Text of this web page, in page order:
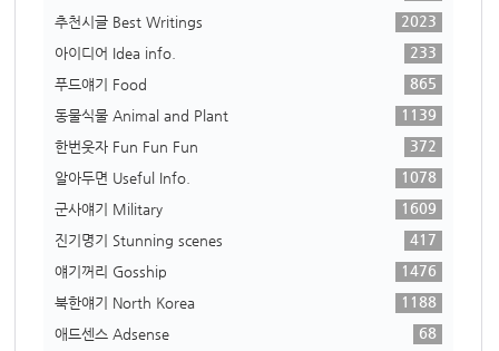
추천시글 Best Writings
2023
아이디어 Idea info.
233
푸드얘기 Food
865
동물식물 Animal and Plant
1139
한번웃자 Fun Fun Fun
372
알아두면 Useful Info.
1078
군사얘기 Military
1609
진기명기 Stunning scenes
417
얘기꺼리 Gosship
1476
북한얘기 North Korea
1188
애드센스 Adsense
68